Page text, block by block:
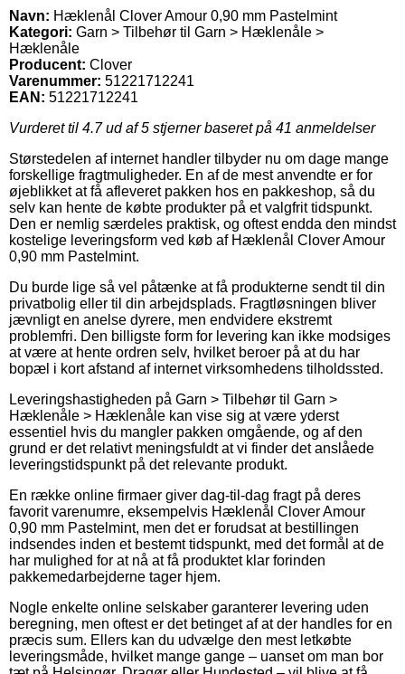
Navn: Hæklenål Clover Amour 0,90 mm Pastelmint
Kategori: Garn > Tilbehør til Garn > Hæklenåle >
Hæklenåle
Producent: Clover
Varenummer: 51221712241
EAN: 51221712241
Vurderet til 4.7ud af 5 stjerner baseret på 41 anmeldelser
Størstedelen af internet handler tilbyder nu om dage mange
forskellige fragtmuligheder. En af de mest anvendte er for
øjeblikket at få afleveret pakken hos en pakkeshop, så du
selv kan hente de købte produkter på et valgfrit tidspunkt.
Den er nemlig særdeles praktisk, og oftest endda den mindst
kostelige leveringsform ved køb af Hæklenål Clover Amour
0,90 mm Pastelmint.
Du burde lige så vel påtænke at få produkterne sendt til din
privatbolig eller til din arbejdsplads. Fragtløsningen bliver
jævnligt en anelse dyrere, men endvidere ekstremt
problemfri. Den billigste form for levering kan ikke modsiges
at være at hente ordren selv, hvilket beroer på at du har
bopæl i kort afstand af internet virksomhedens tilholdssted.
Leveringshastigheden på Garn > Tilbehør til Garn >
Hæklenåle > Hæklenåle kan vise sig at være yderst
essentiel hvis du mangler pakken omgående, og af den
grund er det relativt meningsfuldt at vi finder det anslåede
leveringstidspunkt på det relevante produkt.
En række online firmaer giver dag-til-dag fragt på deres
favorit varenumre, eksempelvis Hæklenål Clover Amour
0,90 mm Pastelmint, men det er forudsat at bestillingen
indsendes inden et bestemt tidspunkt, med det formål at de
har mulighed for at nå at få produktet klar forinden
pakkemedarbejderne tager hjem.
Nogle enkelte online selskaber garanterer levering uden
beregning, men oftest er det betinget af at der handles for en
præcis sum. Ellers kan du udvælge den mest letkøbte
leveringsmåde, hvilket mange gange – uanset om man bor